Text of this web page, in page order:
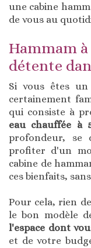
une cabine
de vous au
Hammam
détente
Si vous êtes
certainement
qui consiste à
eau chauffée à
profondeur, se
profiter d'un
cabine de
ces bienfaits,
Pour cela, rien
le bon modèle
l'espace dont
et de votre